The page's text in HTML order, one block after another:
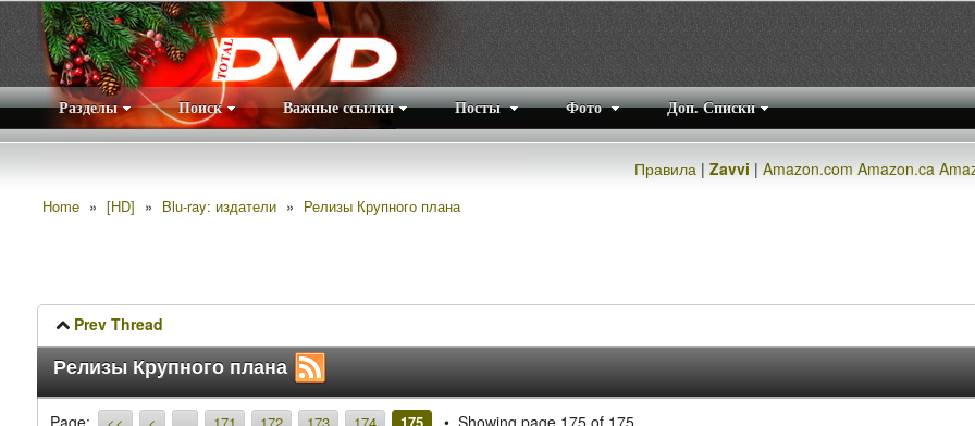
Разделы Поиск Важные ссылки Посты Фото Доп. Списки
Правила |Zavvi |Amazon.com Amazon.ca
Home » [HD] » Blu-ray: издатели » Релизы Крупного плана
Prev Thread
Релизы Крупного плана